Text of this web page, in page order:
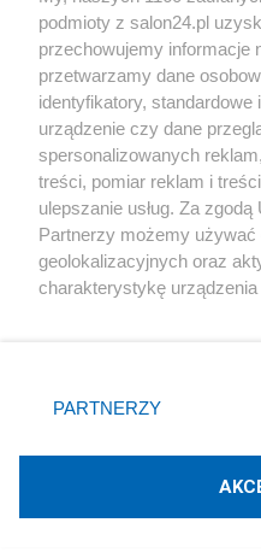
Społeczeństwo
Kultura
X Facebook
Technologię
podmioty z salon24.pl
przechowujemy informacje
przetwarzamy dane
identyfikatory, standardowe
urządzenie czy dane
spersonalizowanych
treści, pomiar reklam i
ulepszanie usług. Za
Partnerzy możemy używać
geolokalizacyjnych oraz
charakterystykę
zmienić/wycofać klikając
znajdujący się w lewym
rodzaje przetwarzania
użytkownika, ale masz
PARTNERZY